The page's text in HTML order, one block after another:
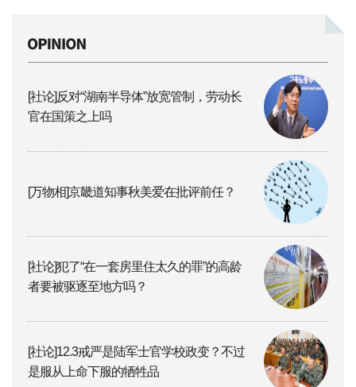
[社论]反对“湖南半导体”放宽管制，劳动长
官在国策之上吗
[万物相]京畿道知事秋美爱在批评前任？
[社论]犯了“在一套房里住太久的罪”的高龄
者要被驱逐至地方吗？
[社论]12.3戒严是陆军士官学校政变？不过
是服从上命下服的牺牲品